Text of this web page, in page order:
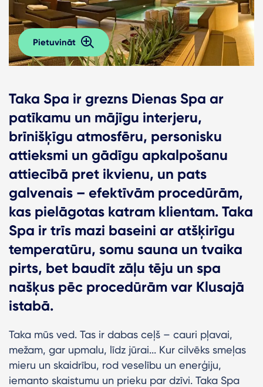
Pietuvināt
Taka Spa ir grezns Dienas Spa ar
patīkamu un mājīgu interjeru,
brīnišķīgu atmosfēru, personisku
attieksmi un gādīgu apkalpošanu
attiecībā pret ikvienu, un pats
galvenais – efektīvām procedūrām,
kas pielāgotas katram klientam. Taka
Spa ir trīs mazi baseini ar atšķirīgu
temperatūru, somu sauna un tvaika
pirts, bet baudīt zāļu tēju un spa
našķus pēc procedūrām var Klusajā
istabā.
Taka mūs ved. Tas ir dabas ceļš – cauri pļavai,
mežam, gar upmalu, līdz jūrai... Kur cilvēks smeļas
mieru un skaidrību, rod veselību un enerģiju,
iemanto skaistumu un prieku par dzīvi. Taka Spa